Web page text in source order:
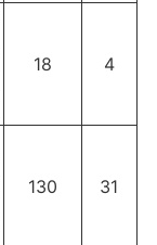
18 4
130 31